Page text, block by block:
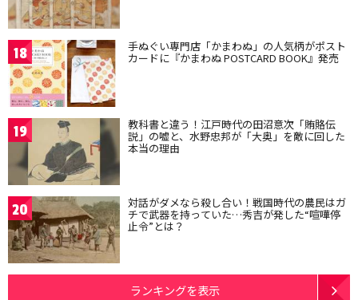
18 手ぬぐい専門店「かまわぬ」の人気柄がポスト
カードに『かまわぬ POSTCARD BOOK』発売
19 教科書と違う！江戸時代の田沼意次「賄賂伝
説」の嘘と、水野忠邦が「大奥」を敵に回した
本当の理由
20 対話がダメなら殺し合い！戦国時代の農民はガ
チで武器を持っていた…秀吉が発した“喧嘩停
止令”とは？
ランキングを表示